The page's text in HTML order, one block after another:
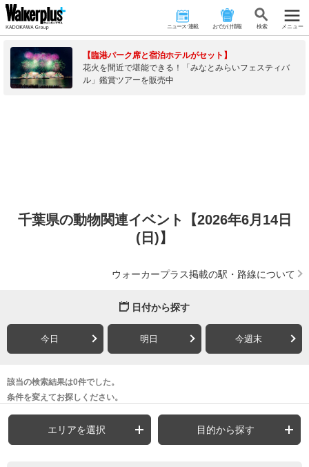
ニュース･連載 おでかけ情報 検 索 メニュー
【臨港パーク席と宿泊ホテルがセット】
花火を間近で堪能できる！「みなとみらいフェスティバ
ル」鑑賞ツアーを販売中
千葉県の動物関連イベント【2026年6月14日
(日)】
ウォーカープラス掲載の駅・路線について
日付から探す
今日 明日 今週末
該当の検索結果は0件でした。
条件を変えてお探しください。
エリアを選択 目的から探す